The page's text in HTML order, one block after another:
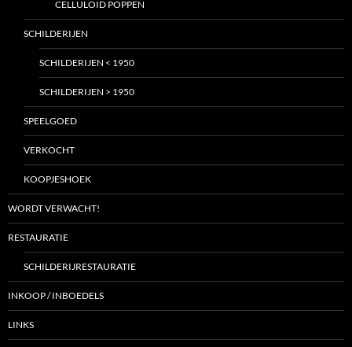
CELLULOID POPPEN
SCHILDERIJEN
SCHILDERIJEN < 1950
SCHILDERIJEN > 1950
SPEELGOED
VERKOCHT
KOOPJESHOEK
WORDT VERWACHT!
RESTAURATIE
SCHILDERIJRESTAURATIE
INKOOP / INBOEDELS
LINKS